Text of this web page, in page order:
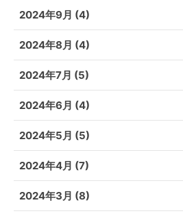
2024年9月 (4)
2024年8月 (4)
2024年7月 (5)
2024年6月 (4)
2024年5月 (5)
2024年4月 (7)
2024年3月 (8)